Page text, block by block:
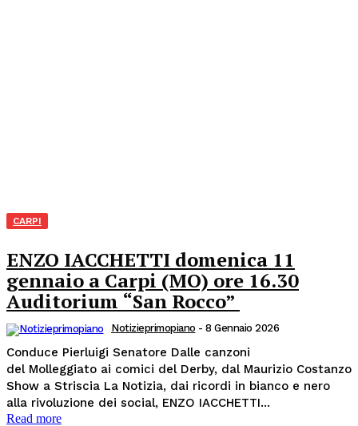
CARPI
ENZO IACCHETTI domenica 11
gennaio a Carpi (MO) ore 16.30
Auditorium “San Rocco”
Notizieprimopiano - 8 Gennaio 2026
Conduce Pierluigi Senatore Dalle canzoni
del Molleggiato ai comici del Derby, dal Maurizio Costanzo
Show a Striscia La Notizia, dai ricordi in bianco e nero
alla rivoluzione dei social, ENZO IACCHETTI...
Read more